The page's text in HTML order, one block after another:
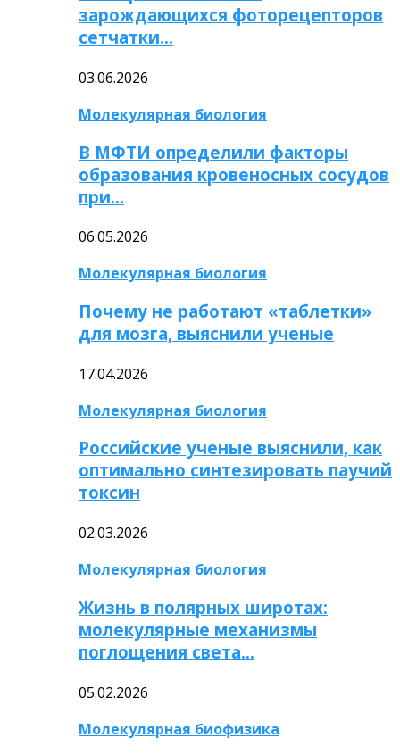
зарождающихся фоторецепторов
сетчатки…
03.06.2026
Молекулярная биология
В МФТИ определили факторы
образования кровеносных сосудов
при…
06.05.2026
Молекулярная биология
Почему не работают «таблетки»
для мозга, выяснили ученые
17.04.2026
Молекулярная биология
Российские ученые выяснили, как
оптимально синтезировать паучий
токсин
02.03.2026
Молекулярная биология
Жизнь в полярных широтах:
молекулярные механизмы
поглощения света…
05.02.2026
Молекулярная биофизика